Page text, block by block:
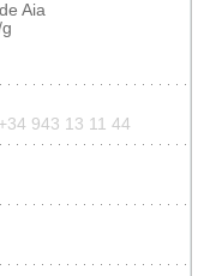
Aia
943 13 11 44